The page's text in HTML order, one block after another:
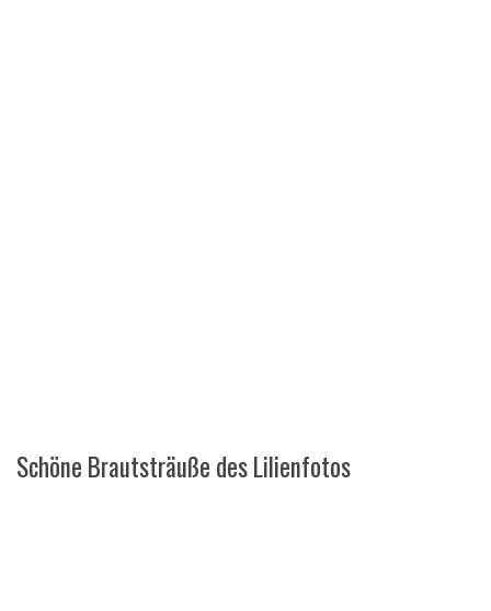
Schöne Brautsträuße des Lilienfotos